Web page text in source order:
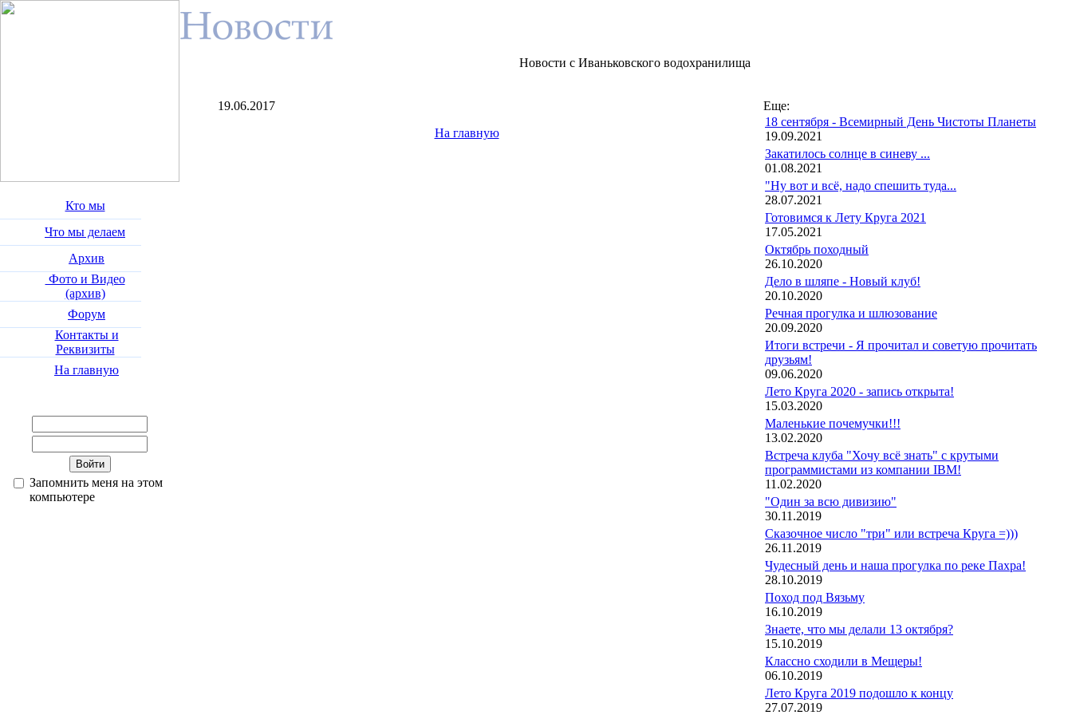
Кто мы
Что мы делаем
Архив
Фото и Видео
(архив)
Форум
Контакты и
Реквизиты
На главную
Запомнить меня на этом
компьютере
Новости с Иваньковского водохранилища
19.06.2017
На главную
Еще:
18 сентября - Всемирный День Чистоты Планеты
19.09.2021
Закатилось солнце в синеву ...
01.08.2021
"Ну вот и всё, надо спешить туда...
28.07.2021
Готовимся к Лету Круга 2021
17.05.2021
Октябрь походный
26.10.2020
Дело в шляпе - Новый клуб!
20.10.2020
Речная прогулка и шлюзование
20.09.2020
Итоги встречи - Я прочитал и советую прочитать
друзьям!
09.06.2020
Лето Круга 2020 - запись открыта!
15.03.2020
Маленькие почемучки!!!
13.02.2020
Встреча клуба "Хочу всё знать" с крутыми
программистами из компании IBM!
11.02.2020
"Один за всю дивизию"
30.11.2019
Сказочное число "три" или встреча Круга =)))
26.11.2019
Чудесный день и наша прогулка по реке Пахра!
28.10.2019
Поход под Вязьму
16.10.2019
Знаете, что мы делали 13 октября?
15.10.2019
Классно сходили в Мещеры!
06.10.2019
Лето Круга 2019 подошло к концу
27.07.2019